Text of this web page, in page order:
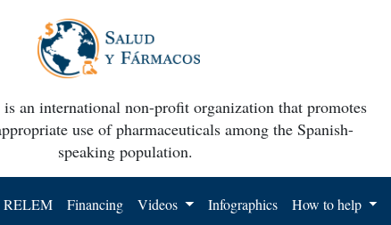
is an international non-profit organization that promotes
use of pharmaceuticals among the Spanish-
speaking population.
RELEM Financing Videos Infographics How to help